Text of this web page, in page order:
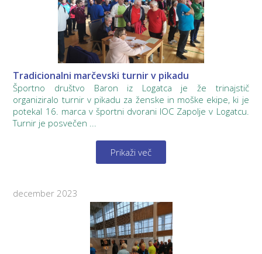
Tradicionalni marčevski turnir v pikadu
Športno društvo Baron iz Logatca je že trinajstič
organiziralo turnir v pikadu za ženske in moške ekipe, ki je
potekal 16. marca v športni dvorani IOC Zapolje v Logatcu.
Turnir je posvečen ...
Prikaži več
december 2023